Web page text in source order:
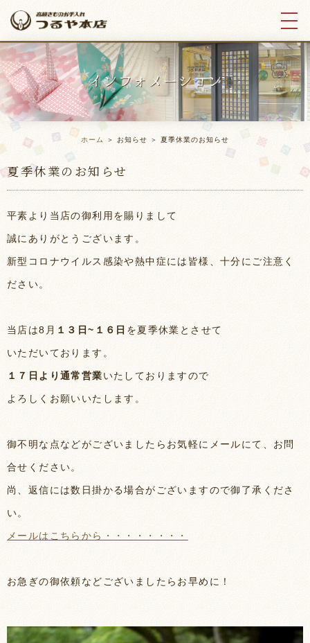
ホーム ＞ お知らせ ＞ 夏季休業のお知らせ
夏季休業のお知らせ
平素より当店の御利用を賜りまして
誠にありがとうございます。
新型コロナウイルス感染や熱中症には皆様、十分にご注意く
ださい。
当店は8月 １３日~１６日 を夏季休業とさせて
いただいております。
１７日より通常営業いたしておりますので
よろしくお願いいたします。
御不明な点などがございましたらお気軽にメールにて、お問
合せください。
尚、返信には数日掛かる場合がございますので御了承くださ
い。
メールはこちらから・・・・・・・・
お急ぎの御依頼などございましたらお早めに！